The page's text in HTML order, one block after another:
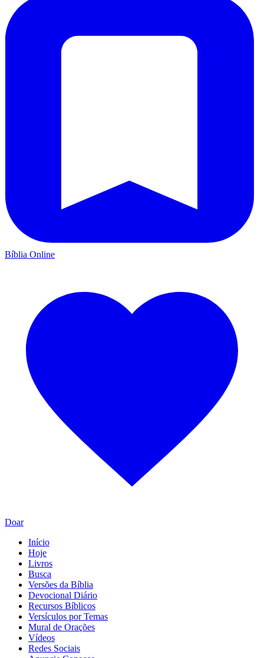
Bíblia Online
Doar
Início
Hoje
Livros
Busca
Versões da Bíblia
Devocional Diário
Recursos Bíblicos
Versículos por Temas
Mural de Orações
Vídeos
Redes Sociais